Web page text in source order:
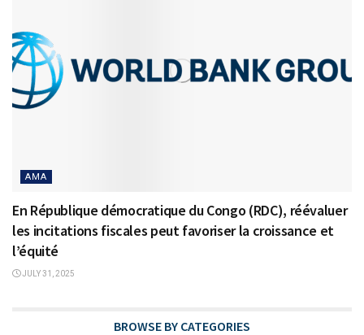
AMA
En République démocratique du Congo (RDC), réévaluer
les incitations fiscales peut favoriser la croissance et
l’équité
JULY 31, 2025
BROWSE BY CATEGORIES